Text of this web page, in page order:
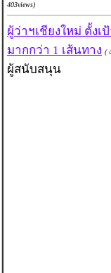
403views)
ผู้ว่าฯเชียงใหม่ ตั้ง
มากกว่า 1 เส้นทาง (
ผู้สนับสนุน